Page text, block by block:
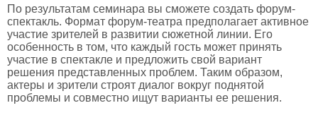
По результатам семинара вы сможете создать форум-
спектакль. Формат форум-театра предполагает активное
участие зрителей в развитии сюжетной линии. Его
особенность в том, что каждый гость может принять
участие в спектакле и предложить свой вариант
решения представленных проблем. Таким образом,
актеры и зрители строят диалог вокруг поднятой
проблемы и совместно ищут варианты ее решения.